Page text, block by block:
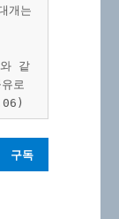
개는
같
로
구독